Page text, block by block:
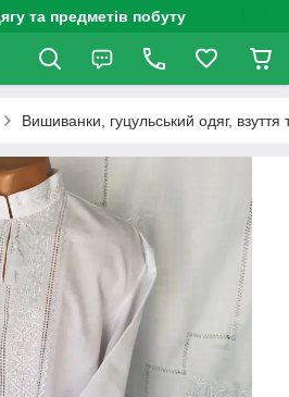
та предметів побуту
Вишиванки, гуцульський одяг, взуття